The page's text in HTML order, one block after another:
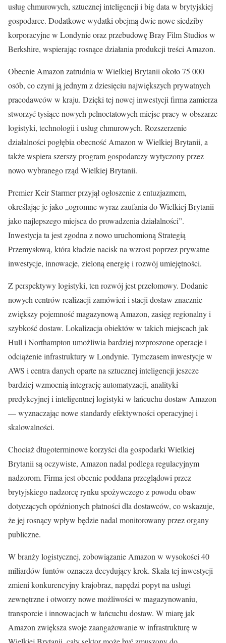
usług chmurowych, sztucznej inteligencji i big data w brytyjskiej
gospodarce. Dodatkowe wydatki obejmą dwie nowe siedziby
korporacyjne w Londynie oraz przebudowę Bray Film Studios w
Berkshire, wspierając rosnące działania produkcji treści Amazon.
Obecnie Amazon zatrudnia w Wielkiej Brytanii około 75 000
osób, co czyni ją jednym z dziesięciu największych prywatnych
pracodawców w kraju. Dzięki tej nowej inwestycji firma zamierza
stworzyć tysiące nowych pełnoetatowych miejsc pracy w obszarze
logistyki, technologii i usług chmurowych. Rozszerzenie
działalności pogłębia obecność Amazon w Wielkiej Brytanii, a
także wspiera szerszy program gospodarczy wytyczony przez
nowo wybranego rząd Wielkiej Brytanii.
Premier Keir Starmer przyjął ogłoszenie z entuzjazmem,
określając je jako „ogromne wyraz zaufania do Wielkiej Brytanii
jako najlepszego miejsca do prowadzenia działalności”.
Inwestycja ta jest zgodna z nowo uruchomioną Strategią
Przemysłową, która kładzie nacisk na wzrost poprzez prywatne
inwestycje, innowacje, zieloną energię i rozwój umiejętności.
Z perspektywy logistyki, ten rozwój jest przełomowy. Dodanie
nowych centrów realizacji zamówień i stacji dostaw znacznie
zwiększy pojemność magazynową Amazon, zasięg regionalny i
szybkość dostaw. Lokalizacja obiektów w takich miejscach jak
Hull i Northampton umożliwia bardziej rozproszone operacje i
odciążenie infrastruktury w Londynie. Tymczasem inwestycje w
AWS i centra danych oparte na sztucznej inteligencji jeszcze
bardziej wzmocnią integrację automatyzacji, analityki
predykcyjnej i inteligentnej logistyki w łańcuchu dostaw Amazon
— wyznaczając nowe standardy efektywności operacyjnej i
skalowalności.
Chociaż długoterminowe korzyści dla gospodarki Wielkiej
Brytanii są oczywiste, Amazon nadal podlega regulacyjnym
nadzorom. Firma jest obecnie poddana przeglądowi przez
brytyjskiego nadzorcę rynku spożywczego z powodu obaw
dotyczących opóźnionych płatności dla dostawców, co wskazuje,
że jej rosnący wpływ będzie nadal monitorowany przez organy
publiczne.
W branży logistycznej, zobowiązanie Amazon w wysokości 40
miliardów funtów oznacza decydujący krok. Skala tej inwestycji
zmieni konkurencyjny krajobraz, napędzi popyt na usługi
zewnętrzne i otworzy nowe możliwości w magazynowaniu,
transporcie i innowacjach w łańcuchu dostaw. W miarę jak
Amazon zwiększa swoje zaangażowanie w infrastrukturę w